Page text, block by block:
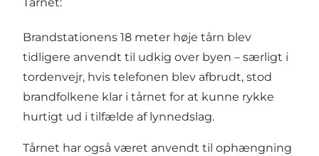
Brandstationens 18 meter høje tårn blev
tidligere anvendt til udkig over byen – særligt i
tordenvejr, hvis telefonen blev afbrudt, stod
brandfolkene klar i tårnet for at kunne rykke
hurtigt ud i tilfælde af lynnedslag.
Tårnet har også været anvendt til ophængning